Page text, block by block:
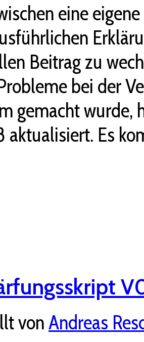
eine
Beitrag zu
bei der
gemacht wurde,
aktualisiert. Es
vonAndreas